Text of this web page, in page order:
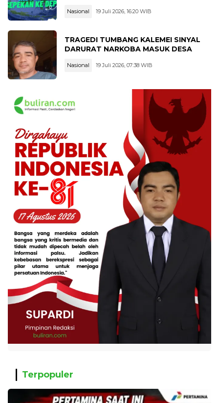
Nasional 19 Juli 2026, 16:20 WIB
TRAGEDI TUMBANG KALEMEI SINYAL
DARURAT NARKOBA MASUK DESA
Nasional 19 Juli 2026, 07:38 WIB
Terpopuler